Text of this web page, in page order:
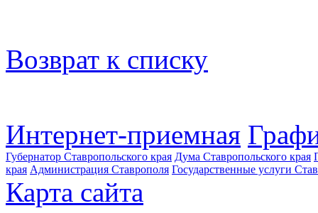
Возврат к списку
Интернет-приемная
Губернатор Ставропольского края Дума Ставропольского края
края Администрация Ставрополя Государственные услуги
Карта сайта